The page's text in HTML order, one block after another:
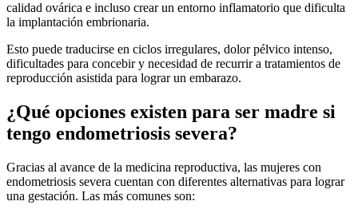
calidad ovárica e incluso crear un entorno inflamatorio que dificulta
la implantación embrionaria.
Esto puede traducirse en ciclos irregulares, dolor pélvico intenso,
dificultades para concebir y necesidad de recurrir a tratamientos de
reproducción asistida para lograr un embarazo.
¿Qué opciones existen para ser madre si
tengo endometriosis severa?
Gracias al avance de la medicina reproductiva, las mujeres con
endometriosis severa cuentan con diferentes alternativas para lograr
una gestación. Las más comunes son: